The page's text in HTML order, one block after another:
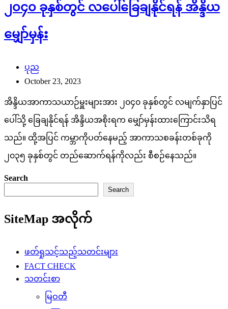
၂၀၄၀ ခုနှစ်တွင် လပေါ်ခြေချနိုင်ရန် အိန္ဒိယ
မျှော်မှန်း
ပုည
October 23, 2023
အိန္ဒိယအာကာသယာဉ်မှူးများအား ၂၀၄၀ ခုနှစ်တွင် လမျက်နှာပြင်
ပေါ်သို့ ခြေချနိုင်ရန် အိန္ဒိယအစိုးရက မျှော်မှန်းထားကြောင်းသိရ
သည်။ ထို့အပြင် ကမ္ဘာကိုပတ်နေမည့် အာကာသစခန်းတစ်ခုကို
၂၀၃၅ ခုနှစ်တွင် တည်ဆောက်ရန်ကိုလည်း စီစဉ်နေသည်။
Search
Search
SiteMap အလိုက်
ဖတ်ရှုသင့်သည့်သတင်းများ
FACT CHECK
သတင်းစာ
မြဝတီ